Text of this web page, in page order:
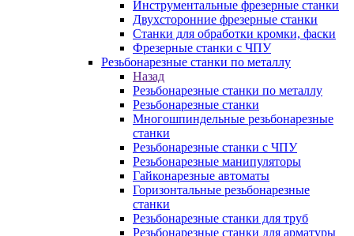
Инструментальные фрезерные станки
Двухсторонние фрезерные станки
Станки для обработки кромки, фаски
Фрезерные станки с ЧПУ
Резьбонарезные станки по металлу
Назад
Резьбонарезные станки по металлу
Резьбонарезные станки
Многошпиндельные резьбонарезные
станки
Резьбонарезные станки с ЧПУ
Резьбонарезные манипуляторы
Гайконарезные автоматы
Горизонтальные резьбонарезные
станки
Резьбонарезные станки для труб
Резьбонарезные станки для арматуры